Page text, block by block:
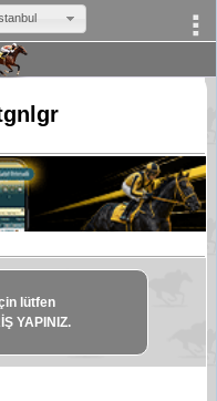
lütfen
YAPINIZ.
×